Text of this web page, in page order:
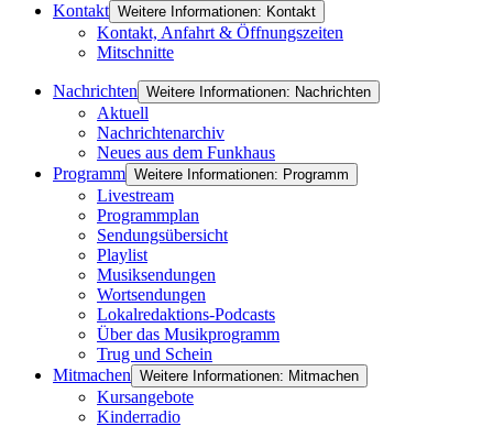
Kontakt Weitere Informationen: Kontakt
Kontakt, Anfahrt & Öffnungszeiten
Mitschnitte
Nachrichten Weitere Informationen: Nachrichten
Aktuell
Nachrichtenarchiv
Neues aus dem Funkhaus
Programm Weitere Informationen: Programm
Livestream
Programmplan
Sendungsübersicht
Playlist
Musiksendungen
Wortsendungen
Lokalredaktions-Podcasts
Über das Musikprogramm
Trug und Schein
Mitmachen Weitere Informationen: Mitmachen
Kursangebote
Kinderradio